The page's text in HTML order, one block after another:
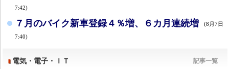
7:42)
７月のバイク新車登録４％増、６カ月連続増 (8月7日
7:40)
電気・電子・ＩＴ 記事一覧